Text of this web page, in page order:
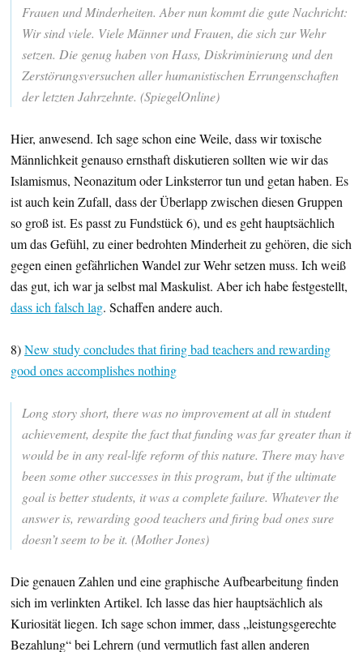
Frauen und Minderheiten. Aber nun kommt die gute Nachricht:
Wir sind viele. Viele Männer und Frauen, die sich zur Wehr
setzen. Die genug haben von Hass, Diskriminierung und den
Zerstörungsversuchen aller humanistischen Errungenschaften
der letzten Jahrzehnte. (SpiegelOnline)
Hier, anwesend. Ich sage schon eine Weile, dass wir toxische
Männlichkeit genauso ernsthaft diskutieren sollten wie wir das
Islamismus, Neonazitum oder Linksterror tun und getan haben. Es
ist auch kein Zufall, dass der Überlapp zwischen diesen Gruppen
so groß ist. Es passt zu Fundstück 6), und es geht hauptsächlich
um das Gefühl, zu einer bedrohten Minderheit zu gehören, die sich
gegen einen gefährlichen Wandel zur Wehr setzen muss. Ich weiß
das gut, ich war ja selbst mal Maskulist. Aber ich habe festgestellt,
dass ich falsch lag. Schaffen andere auch.
8)New study concludes that firing bad teachers and rewarding
good ones accomplishes nothing
Long story short, there was no improvement at all in student
achievement, despite the fact that funding was far greater than it
would be in any real-life reform of this nature. There may have
been some other successes in this program, but if the ultimate
goal is better students, it was a complete failure. Whatever the
answer is, rewarding good teachers and firing bad ones sure
doesn’t seem to be it. (Mother Jones)
Die genauen Zahlen und eine graphische Aufbearbeitung finden
sich im verlinkten Artikel. Ich lasse das hier hauptsächlich als
Kuriosität liegen. Ich sage schon immer, dass „leistungsgerechte
Bezahlung“ bei Lehrern (und vermutlich fast allen anderen